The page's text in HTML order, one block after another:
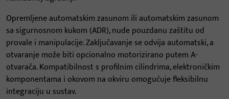
Opremljene automatskim zasunom ili automatskim zasunom
sa sigurnosnom kukom (ADR), nude pouzdanu zaštitu od
provale i manipulacije. Zaključavanje se odvija automatski, a
otvaranje može biti opcionalno motorizirano putem A-
otvarača. Kompatibilnost s profilnim cilindrima, elektroničkim
komponentama i okovom na okviru omogućuje fleksibilnu
integraciju u sustav.